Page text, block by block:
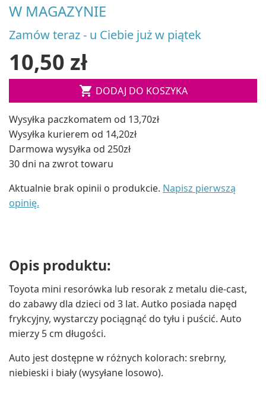
W MAGAZYNIE
Zamów teraz - u Ciebie już w piątek
10,50 zł
 DODAJ DO KOSZYKA
Wysyłka paczkomatem od 13,70zł
Wysyłka kurierem od 14,20zł
Darmowa wysyłka od 250zł
30 dni na zwrot towaru
Aktualnie brak opinii o produkcie. Napisz pierwszą
opinię.
Opis produktu:
Toyota mini resorówka lub resorak z metalu die-cast,
do zabawy dla dzieci od 3 lat. Autko posiada napęd
frykcyjny, wystarczy pociągnąć do tyłu i puścić. Auto
mierzy 5 cm długości.
Auto jest dostępne w różnych kolorach: srebrny,
niebieski i biały (wysyłane losowo).